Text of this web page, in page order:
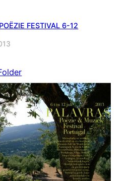
FESTIVAL 6-12